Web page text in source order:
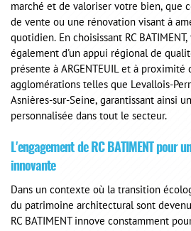
marché et de valoriser votre bien, que
de vente ou une rénovation visant à
quotidien. En choisissant RC
également d'un appui régional de
présente à ARGENTEUIL et à proximité
agglomérations telles que Levallois-
Asnières-sur-Seine, garantissant ainsi
personnalisée dans tout le secteur.
L'engagement de RC BATIMENT pour
innovante
Dans un contexte où la transition
du patrimoine architectural sont
RC BATIMENT innove constamment